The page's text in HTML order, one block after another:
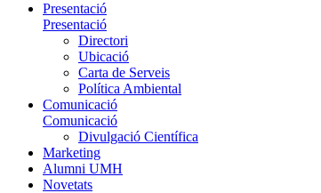
Presentació
Presentació
Directori
Ubicació
Carta de Serveis
Política Ambiental
Comunicació
Comunicació
Divulgació Científica
Marketing
Alumni UMH
Novetats